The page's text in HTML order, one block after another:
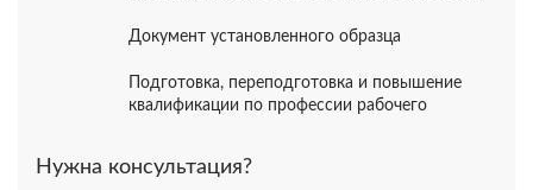
Документ установленного образца
Подготовка, переподготовка и повышение
квалификации по профессии рабочего
Нужна консультация?